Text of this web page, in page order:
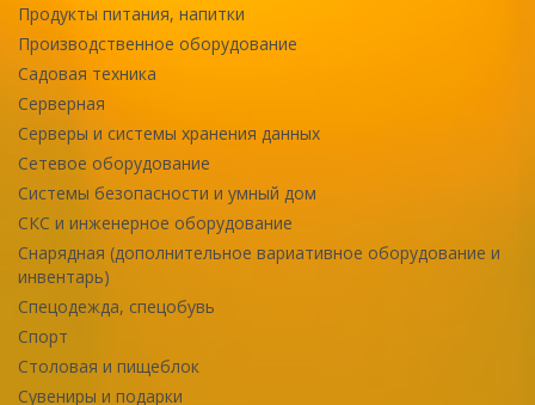
Продукты питания, напитки
Производственное оборудование
Садовая техника
Серверная
Серверы и системы хранения данных
Сетевое оборудование
Системы безопасности и умный дом
СКС и инженерное оборудование
Снарядная (дополнительное вариативное оборудование и
инвентарь)
Спецодежда, спецобувь
Спорт
Столовая и пищеблок
Сувениры и подарки